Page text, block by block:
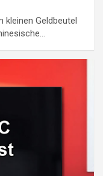
kleinen Geldbeutel